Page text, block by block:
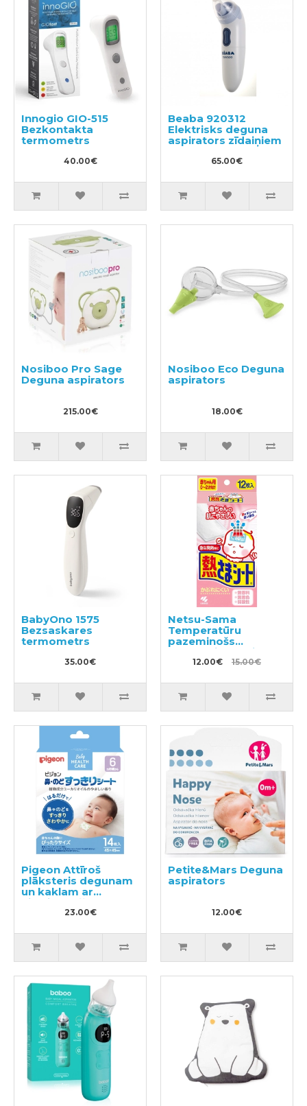
Innogio GIO-515
Bezkontakta
termometrs
40.00€
Beaba 920312
Elektrisks deguna
aspirators zīdaiņiem
65.00€
Nosiboo Pro Sage
Deguna aspirators
215.00€
Nosiboo Eco Deguna
aspirators
18.00€
BabyOno 1575
Bezsaskares
termometrs
35.00€
Netsu-Sama
Temperatūru
pazeminošs
plāksteris bērniem
no 2-24 men. 12 gab
12.00€ 15.00€
Pigeon Attīroš
plāksteris degunam
un kaklam ar
eikalipta eļļu no 6+
mēnešiem 14gab
23.00€
Petite&Mars Deguna
aspirators
12.00€